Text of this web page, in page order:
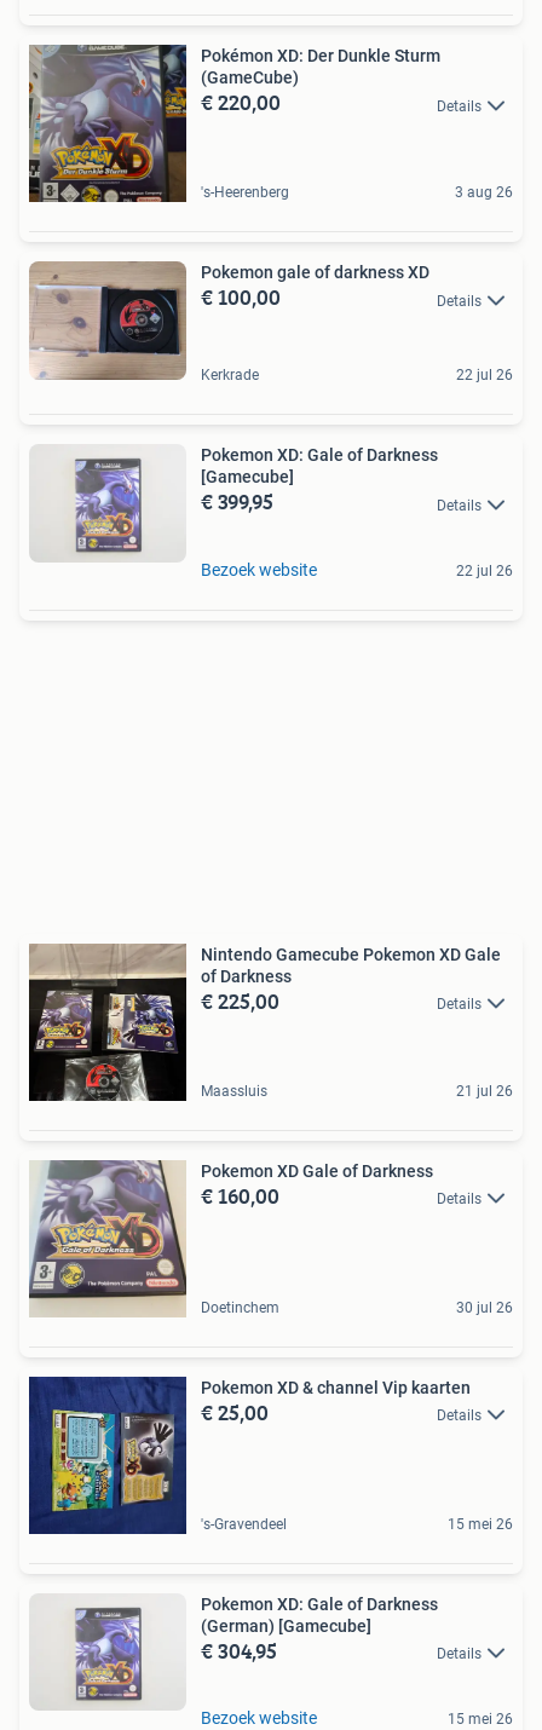
Pokémon XD: Der Dunkle Sturm
(GameCube)
€ 220,00 Details
's-Heerenberg 3 aug 26
Pokemon gale of darkness XD
€ 100,00 Details
Kerkrade 22 jul 26
Pokemon XD: Gale of Darkness
[Gamecube]
€ 399,95 Details
Bezoek website 22 jul 26
Nintendo Gamecube Pokemon XD Gale
of Darkness
€ 225,00 Details
Maassluis 21 jul 26
Pokemon XD Gale of Darkness
€ 160,00 Details
Doetinchem 30 jul 26
Pokemon XD & channel Vip kaarten
€ 25,00 Details
's-Gravendeel 15 mei 26
Pokemon XD: Gale of Darkness
(German) [Gamecube]
€ 304,95 Details
Bezoek website 15 mei 26